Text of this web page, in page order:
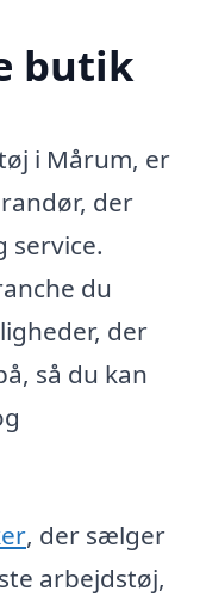
butik
i Mårum, er
der
service.
du
der
så du kan
, der sælger
arbejdstøj,